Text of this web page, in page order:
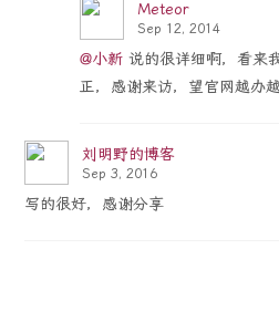
Meteor
Sep 12, 2014
@小新 说的很详细啊，看来
正，感谢来访，望官网越办越
刘明野的博客
Sep 3, 2016
写的很好，感谢分享